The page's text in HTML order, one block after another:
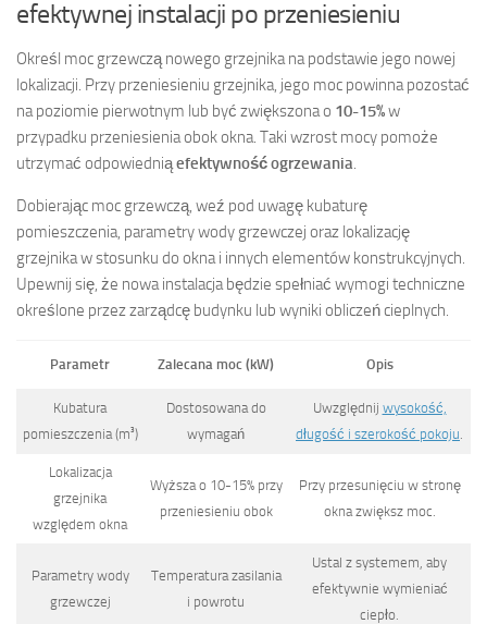
efektywnej instalacji po przeniesieniu
Określ moc grzewczą nowego grzejnika na podstawie jego nowej
lokalizacji. Przy przeniesieniu grzejnika, jego moc powinna pozostać
na poziomie pierwotnym lub być zwiększona o 10-15%w
przypadku przeniesienia obok okna. Taki wzrost mocy pomoże
utrzymać odpowiedniąefektywność ogrzewania
Dobierając moc grzewczą, weź pod uwagę kubaturę
pomieszczenia, parametry wody grzewczej oraz lokalizację
grzejnika w stosunku do okna i innych elementów konstrukcyjnych.
Upewnij się, że nowa instalacja będzie spełniać wymogi techniczne
określone przez zarządcę budynku lub wyniki obliczeń cieplnych.
Parametr Zalecana moc (kW) Opis
Kubatura
pomieszczenia (m³)
Dostosowana do
wymagań
Uwzględnij wysokość,
długość i szerokość pokoju
Lokalizacja
grzejnika
względem okna
Wyższa o 10-15% przy
przeniesieniu obok
Przy przesunięciu w stronę
okna zwiększ moc.
Parametry wody
grzewczej
Temperatura zasilania
i powrotu
Ustal z systemem, aby
efektywnie wymieniać
ciepło.